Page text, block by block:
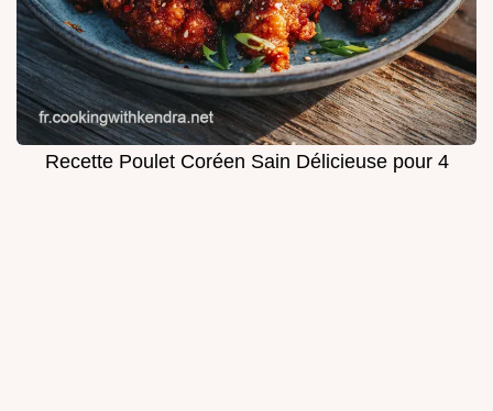
Recette Poulet Coréen Sain Délicieuse pour 4